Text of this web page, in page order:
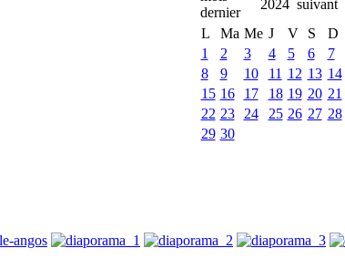
2024
L
Ma Me J V S
D
1
2 3 4 5 6
7
8
9 10 11 12 13 14
15 16 17 18 19 20 21
22 23 24 25 26 27 28
29 30